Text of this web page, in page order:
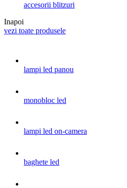
accesorii blitzuri
Inapoi
vezi toate produsele
lampi led panou
monobloc led
lampi led on-camera
baghete led